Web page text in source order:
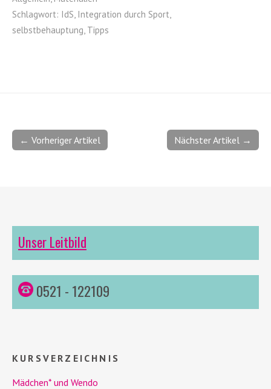
Schlagwort: IdS, Integration durch Sport,
selbstbehauptung, Tipps
Nächster Artikel →
← Vorheriger Artikel
Unser Leitbild
0521 - 122109
KURSVERZEICHNIS
Mädchen* und Wendo